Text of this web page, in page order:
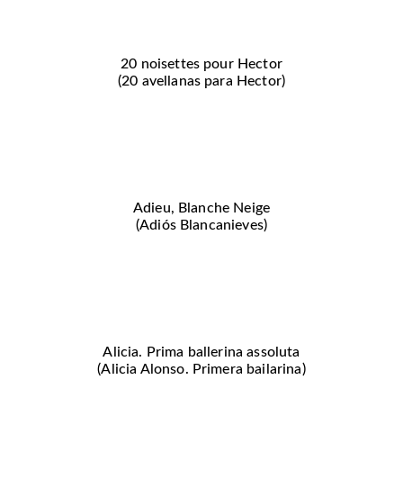
20 noisettes pour Hector
(20 avellanas para Hector)
Adieu, Blanche Neige
(Adiós Blancanieves)
Alicia. Prima ballerina assoluta
(Alicia Alonso. Primera bailarina)